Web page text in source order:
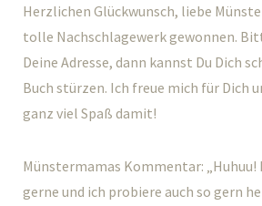
Herzlichen Glückwunsch, liebe
tolle Nachschlagewerk gewonnen.
Deine Adresse, dann kannst Du Dich
Buch stürzen. Ich freue mich für Dich
ganz viel Spaß damit!
Münstermamas Kommentar:
gerne und ich probiere auch so gern